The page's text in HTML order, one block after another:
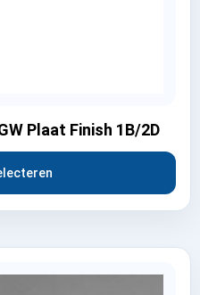
Plaat Finish 1B/2D